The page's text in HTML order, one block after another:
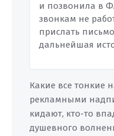
и позвонила в
звонкам не
прислать
дальнейшая
Какие все тонкие
рекламными
кидают, кто-то
душевного